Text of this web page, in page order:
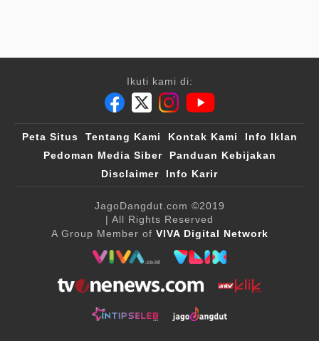
Ikuti kami di:
Peta Situs Tentang Kami Kontak Kami
Info Iklan
Pedoman Media Siber
Panduan Kebijakan
Disclaimer
Info Karir
JagoDangdut.com ©2019
| All Rights Reserved
A Group Member of VIVA Digital Network